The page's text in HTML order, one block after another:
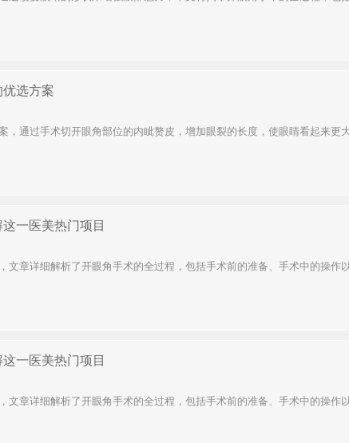
选方案
，通过手术切开眼角部位的内眦赘皮，增加眼裂的长度，使眼睛看起来更
一医美热门项目
文章详细解析了开眼角手术的全过程，包括手术前的准备、手术中的操作
一医美热门项目
文章详细解析了开眼角手术的全过程，包括手术前的准备、手术中的操作